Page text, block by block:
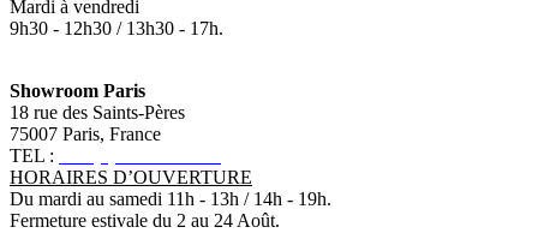
Mardi à vendredi
9h30 - 12h30 / 13h30 - 17h.
Showroom Paris
18 rue des Saints-Pères
75007 Paris, France
TEL :
HORAIRES D’OUVERTURE
Du mardi au samedi 11h - 13h / 14h - 19h.
Fermeture estivale du 2 au 24 Août.